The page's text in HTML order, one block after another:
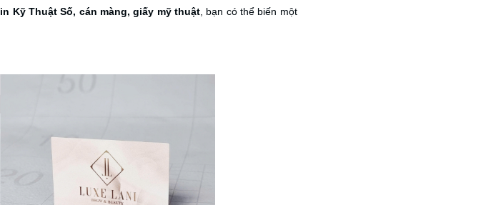
in Kỹ Thuật Số, cán màng, giấy mỹ thuật, bạn có thể biến một